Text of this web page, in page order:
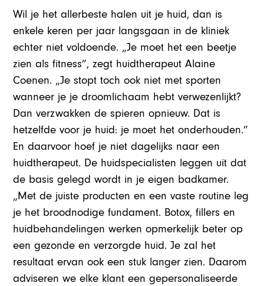
Wil je het allerbeste halen uit je huid, dan is
enkele keren per jaar langsgaan in de kliniek
echter niet voldoende. „Je moet het een beetje
zien als fitness”, zegt huidtherapeut Alaine
Coenen. „Je stopt toch ook niet met sporten
wanneer je je droomlichaam hebt verwezenlijkt?
Dan verzwakken de spieren opnieuw. Dat is
hetzelfde voor je huid: je moet het onderhouden.”
En daarvoor hoef je niet dagelijks naar een
huidtherapeut. De huidspecialisten leggen uit dat
de basis gelegd wordt in je eigen badkamer.
„Met de juiste producten en een vaste routine leg
je het broodnodige fundament. Botox, fillers en
huidbehandelingen werken opmerkelijk beter op
een gezonde en verzorgde huid. Je zal het
resultaat ervan ook een stuk langer zien. Daarom
adviseren we elke klant een gepersonaliseerde